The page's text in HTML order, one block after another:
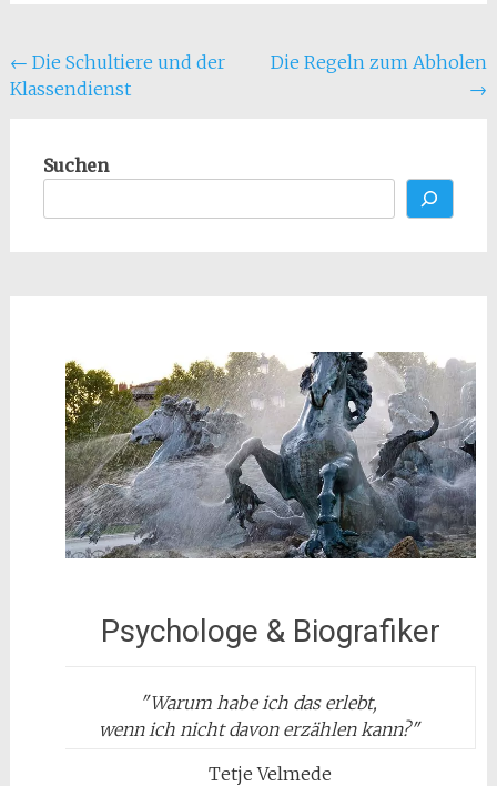
Beitragsnavigation
← Die Schultiere und der
Klassendienst
Die Regeln zum Abholen
→
Suchen
Psychologe & Biografiker
"Warum habe ich das erlebt,
wenn ich nicht davon erzählen kann?"
Tetje Velmede